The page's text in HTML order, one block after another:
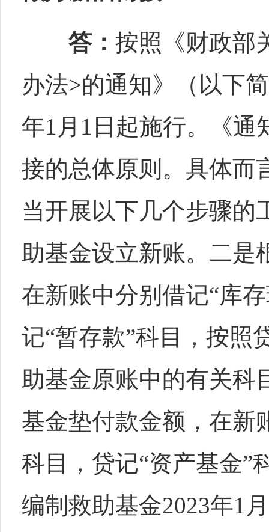
答： 按照《财政部
办法>的通知》（以下
年1月1日起施行。《通
接的总体原则。具体而
当开展以下几个步骤的
助基金设立新账。二是
在新账中分别借记“库
记“暂存款”科目，按照
助基金原账中的有关科
基金垫付款金额，在新
科目，贷记“资产基金”
编制救助基金2023年1